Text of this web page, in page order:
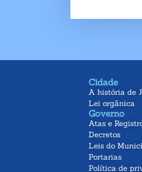
Cidade
A história de
Lei orgânica
Governo
Atas e
Decretos
Leis do
Portarias
Política de